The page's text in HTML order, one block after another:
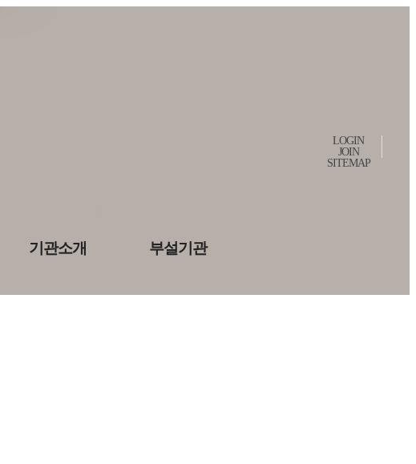
LOGIN
JOIN
SITEMAP
기관소개 부설기관